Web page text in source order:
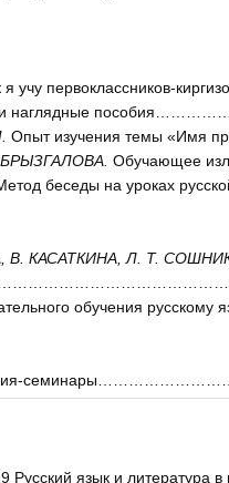
я учу первоклассников-
наглядные
Опыт изучения темы «Имя
Обучающее
беседы на уроках
В. КАСАТКИНА, Л. Т.
обучения
Русский язык и литература в